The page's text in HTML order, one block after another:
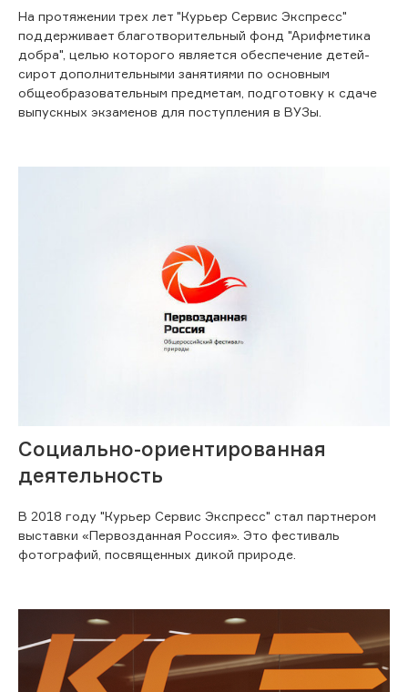
На протяжении трех лет "Курьер Сервис Экспресс"
поддерживает благотворительный фонд "Арифметика
добра", целью которого является обеспечение детей-
сирот дополнительными занятиями по основным
общеобразовательным предметам, подготовку к сдаче
выпускных экзаменов для поступления в ВУЗы.
Социально-ориентированная
деятельность
В 2018 году "Курьер Сервис Экспресс" стал партнером
выставки «Первозданная Россия». Это фестиваль
фотографий, посвященных дикой природе.